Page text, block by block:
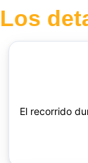
Los
El recorrido